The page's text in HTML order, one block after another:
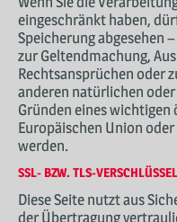
eingeschränkt haben,
Speicherung abgesehen
zur Geltendmachung,
Rechtsansprüchen oder
anderen natürlichen
Gründen eines
Europäischen Union
werden.
SSL- BZW. TLS-
Diese Seite nutzt aus
der Übertragung